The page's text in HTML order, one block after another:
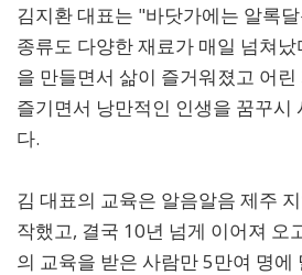
김지환 대표는 "바닷가에는 알록
종류도 다양한 재료가 매일 넘쳐
을 만들면서 삶이 즐거워졌고 어
즐기면서 낭만적인 인생을 꿈꾸시
다.
김 대표의 교육은 알음알음 제주
작했고, 결국 10년 넘게 이어져 오
의 교육을 받은 사람만 5만여 명에